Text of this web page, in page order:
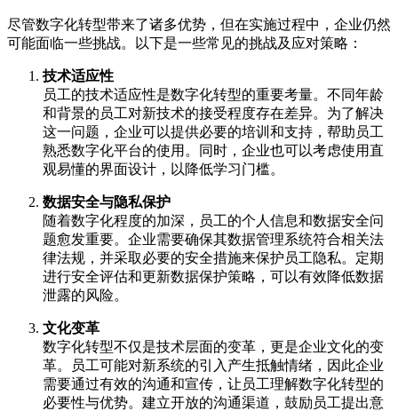
尽管数字化转型带来了诸多优势，但在实施过程中，企业仍然
可能面临一些挑战。以下是一些常见的挑战及应对策略：
技术适应性
员工的技术适应性是数字化转型的重要考量。不同年龄
和背景的员工对新技术的接受程度存在差异。为了解决
这一问题，企业可以提供必要的培训和支持，帮助员工
熟悉数字化平台的使用。同时，企业也可以考虑使用直
观易懂的界面设计，以降低学习门槛。
数据安全与隐私保护
随着数字化程度的加深，员工的个人信息和数据安全问
题愈发重要。企业需要确保其数据管理系统符合相关法
律法规，并采取必要的安全措施来保护员工隐私。定期
进行安全评估和更新数据保护策略，可以有效降低数据
泄露的风险。
文化变革
数字化转型不仅是技术层面的变革，更是企业文化的变
革。员工可能对新系统的引入产生抵触情绪，因此企业
需要通过有效的沟通和宣传，让员工理解数字化转型的
必要性与优势。建立开放的沟通渠道，鼓励员工提出意